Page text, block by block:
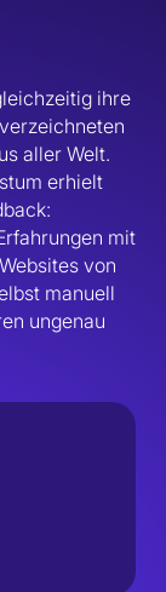
ihre
aller Welt.
erhielt
mit
von
manuell
ungenau